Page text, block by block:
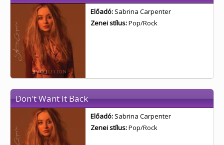
Előadó: Sabrina Carpenter
Zenei stílus:Pop/Rock
Don't Want It Back
Előadó: Sabrina Carpenter
Zenei stílus:Pop/Rock